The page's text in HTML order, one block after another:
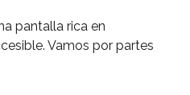
pantalla rica en
Vamos por partes